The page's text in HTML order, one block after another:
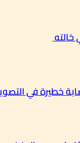
خطيرة في